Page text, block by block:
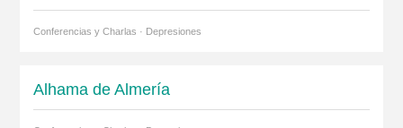
Conferencias y Charlas · Depresiones
Alhama de Almería